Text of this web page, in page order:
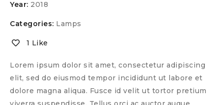
Year: 2018
Categories: Lamps
1 Like
Lorem ipsum dolor sit amet, consectetur adipiscing
elit, sed do eiusmod tempor incididunt ut labore et
dolore magna aliqua. Fusce id velit ut tortor pretium